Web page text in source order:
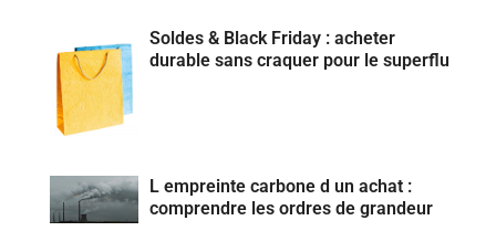
Soldes & Black Friday : acheter
durable sans craquer pour le superflu
L empreinte carbone d un achat :
comprendre les ordres de grandeur